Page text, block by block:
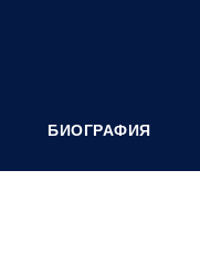
БИОГРАФИЯ